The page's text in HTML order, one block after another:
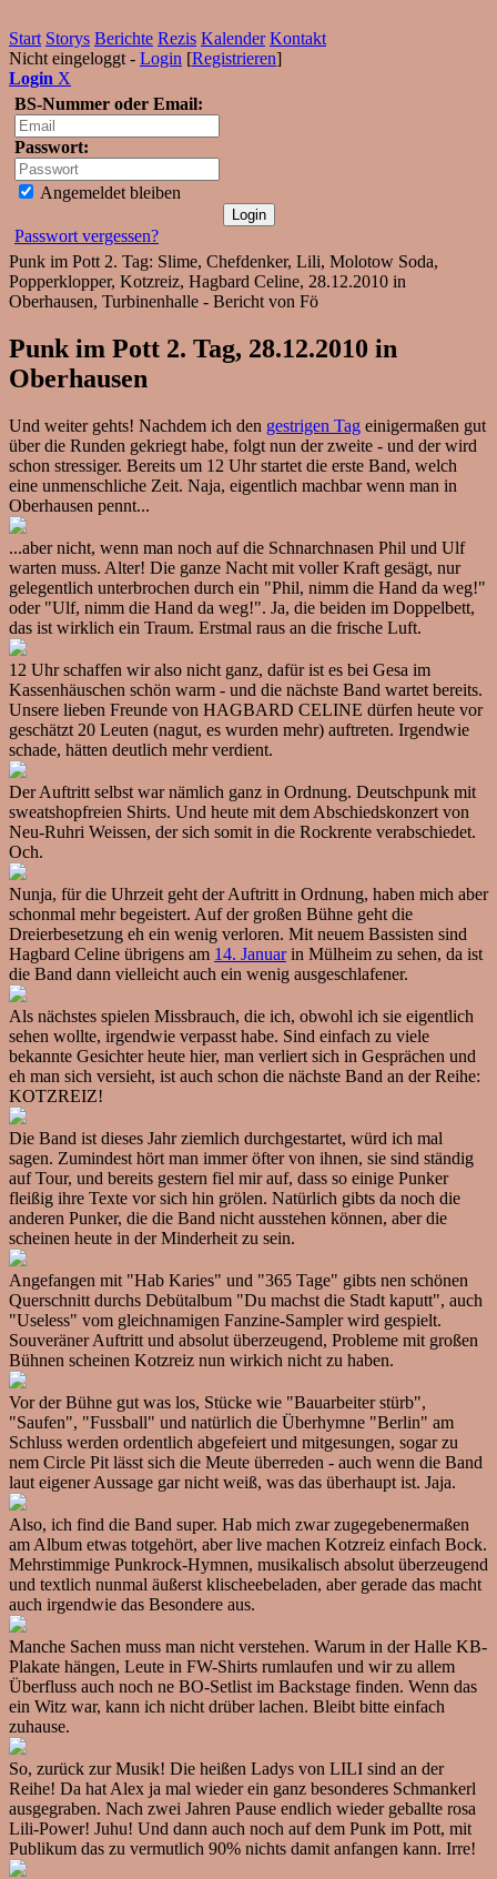
Start Storys Berichte Rezis Kalender Kontakt
Nicht eingeloggt - Login [Registrieren]
Login X
BS-Nummer oder Email:
Passwort:
Angemeldet bleiben
Passwort vergessen?
Punk im Pott 2. Tag: Slime, Chefdenker, Lili, Molotow Soda,
Popperklopper, Kotzreiz, Hagbard Celine, 28.12.2010 in
Oberhausen, Turbinenhalle - Bericht von Fö
Punk im Pott 2. Tag, 28.12.2010 in
Oberhausen
Und weiter gehts! Nachdem ich den gestrigen Tag einigermaßen gut
über die Runden gekriegt habe, folgt nun der zweite - und der wird
schon stressiger. Bereits um 12 Uhr startet die erste Band, welch
eine unmenschliche Zeit. Naja, eigentlich machbar wenn man in
Oberhausen pennt...
...aber nicht, wenn man noch auf die Schnarchnasen Phil und Ulf
warten muss. Alter! Die ganze Nacht mit voller Kraft gesägt, nur
gelegentlich unterbrochen durch ein "Phil, nimm die Hand da weg!"
oder "Ulf, nimm die Hand da weg!". Ja, die beiden im Doppelbett,
das ist wirklich ein Traum. Erstmal raus an die frische Luft.
12 Uhr schaffen wir also nicht ganz, dafür ist es bei Gesa im
Kassenhäuschen schön warm - und die nächste Band wartet bereits.
Unsere lieben Freunde von HAGBARD CELINE dürfen heute vor
geschätzt 20 Leuten (nagut, es wurden mehr) auftreten. Irgendwie
schade, hätten deutlich mehr verdient.
Der Auftritt selbst war nämlich ganz in Ordnung. Deutschpunk mit
sweatshopfreien Shirts. Und heute mit dem Abschiedskonzert von
Neu-Ruhri Weissen, der sich somit in die Rockrente verabschiedet.
Och.
Nunja, für die Uhrzeit geht der Auftritt in Ordnung, haben mich aber
schonmal mehr begeistert. Auf der großen Bühne geht die
Dreierbesetzung eh ein wenig verloren. Mit neuem Bassisten sind
Hagbard Celine übrigens am 14. Januarin Mülheim zu sehen, da ist
die Band dann vielleicht auch ein wenig ausgeschlafener.
Als nächstes spielen Missbrauch, die ich, obwohl ich sie eigentlich
sehen wollte, irgendwie verpasst habe. Sind einfach zu viele
bekannte Gesichter heute hier, man verliert sich in Gesprächen und
eh man sich versieht, ist auch schon die nächste Band an der Reihe:
KOTZREIZ!
Die Band ist dieses Jahr ziemlich durchgestartet, würd ich mal
sagen. Zumindest hört man immer öfter von ihnen, sie sind ständig
auf Tour, und bereits gestern fiel mir auf, dass so einige Punker
fleißig ihre Texte vor sich hin grölen. Natürlich gibts da noch die
anderen Punker, die die Band nicht ausstehen können, aber die
scheinen heute in der Minderheit zu sein.
Angefangen mit "Hab Karies" und "365 Tage" gibts nen schönen
Querschnitt durchs Debütalbum "Du machst die Stadt kaputt", auch
"Useless" vom gleichnamigen Fanzine-Sampler wird gespielt.
Souveräner Auftritt und absolut überzeugend, Probleme mit großen
Bühnen scheinen Kotzreiz nun wirkich nicht zu haben.
Vor der Bühne gut was los, Stücke wie "Bauarbeiter stürb",
"Saufen", "Fussball" und natürlich die Überhymne "Berlin" am
Schluss werden ordentlich abgefeiert und mitgesungen, sogar zu
nem Circle Pit lässt sich die Meute überreden - auch wenn die Band
laut eigener Aussage gar nicht weiß, was das überhaupt ist. Jaja.
Also, ich find die Band super. Hab mich zwar zugegebenermaßen
am Album etwas totgehört, aber live machen Kotzreiz einfach Bock.
Mehrstimmige Punkrock-Hymnen, musikalisch absolut überzeugend
und textlich nunmal äußerst klischeebeladen, aber gerade das macht
auch irgendwie das Besondere aus.
Manche Sachen muss man nicht verstehen. Warum in der Halle KB-
Plakate hängen, Leute in FW-Shirts rumlaufen und wir zu allem
Überfluss auch noch ne BO-Setlist im Backstage finden. Wenn das
ein Witz war, kann ich nicht drüber lachen. Bleibt bitte einfach
zuhause.
So, zurück zur Musik! Die heißen Ladys von LILI sind an der
Reihe! Da hat Alex ja mal wieder ein ganz besonderes Schmankerl
ausgegraben. Nach zwei Jahren Pause endlich wieder geballte rosa
Lili-Power! Juhu! Und dann auch noch auf dem Punk im Pott, mit
Publikum das zu vermutlich 90% nichts damit anfangen kann. Irre!